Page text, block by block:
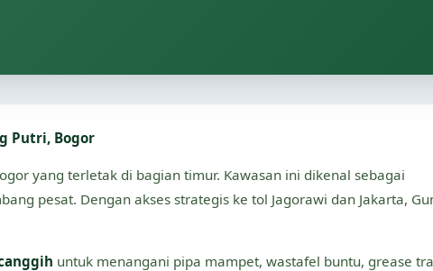
Putri, Bogor
yang terletak di bagian timur. Kawasan ini dikenal sebagai
pesat. Dengan akses strategis ke tol Jagorawi dan Jakarta,
untuk menangani pipa mampet, wastafel buntu, grease